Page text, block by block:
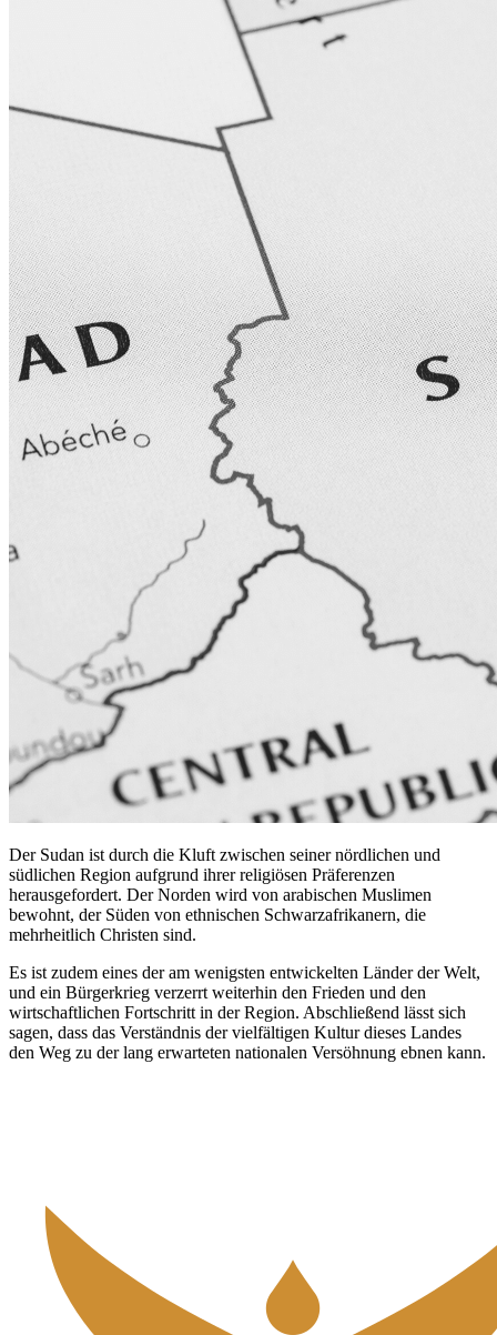
Der Sudan ist durch die Kluft zwischen seiner nördlichen und
südlichen Region aufgrund ihrer religiösen Präferenzen
herausgefordert. Der Norden wird von arabischen Muslimen
bewohnt, der Süden von ethnischen Schwarzafrikanern, die
mehrheitlich Christen sind.
Es ist zudem eines der am wenigsten entwickelten Länder der Welt,
und ein Bürgerkrieg verzerrt weiterhin den Frieden und den
wirtschaftlichen Fortschritt in der Region. Abschließend lässt sich
sagen, dass das Verständnis der vielfältigen Kultur dieses Landes
den Weg zu der lang erwarteten nationalen Versöhnung ebnen kann.